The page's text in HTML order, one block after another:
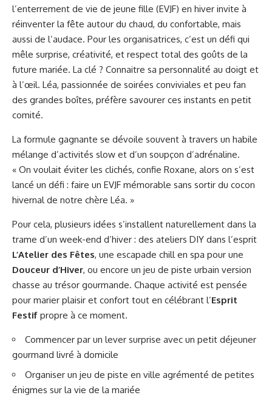
l’enterrement de vie de jeune fille (EVJF) en hiver invite à
réinventer la fête autour du chaud, du confortable, mais
aussi de l’audace. Pour les organisatrices, c’est un défi qui
mêle surprise, créativité, et respect total des goûts de la
future mariée. La clé ? Connaitre sa personnalité au doigt et
à l’œil. Léa, passionnée de soirées conviviales et peu fan
des grandes boîtes, préfère savourer ces instants en petit
comité.
La formule gagnante se dévoile souvent à travers un habile
mélange d’activités slow et d’un soupçon d’adrénaline.
« On voulait éviter les clichés, confie Roxane, alors on s’est
lancé un défi : faire un EVJF mémorable sans sortir du cocon
hivernal de notre chère Léa. »
Pour cela, plusieurs idées s’installent naturellement dans la
trame d’un week-end d’hiver : des ateliers DIY dans l’esprit
L’Atelier des Fêtes, une escapade chill en spa pour une
Douceur d’Hiver, ou encore un jeu de piste urbain version
chasse au trésor gourmande. Chaque activité est pensée
pour marier plaisir et confort tout en célébrant l’Esprit
Festif propre à ce moment.
Commencer par un lever surprise avec un petit déjeuner
gourmand livré à domicile
Organiser un jeu de piste en ville agrémenté de petites
énigmes sur la vie de la mariée